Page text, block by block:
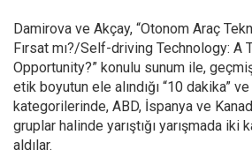
Damirova ve Akçay, “Otonom Araç
Fırsat mı?/Self-driving Technology: A
Opportunity?” konulu sunum ile,
etik boyutun ele alındığı “10 dakika”
kategorilerinde, ABD, İspanya ve
gruplar halinde yarıştığı yarışmada
aldılar.